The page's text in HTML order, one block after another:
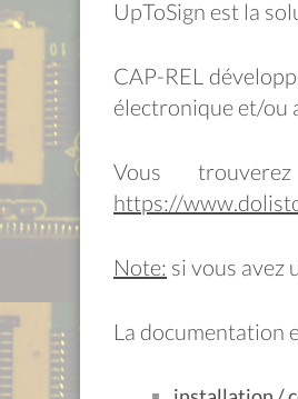
UpToSign est la
CAP-REL
électronique et/ou
Vous
https://
Note: si vous avez
La documentation